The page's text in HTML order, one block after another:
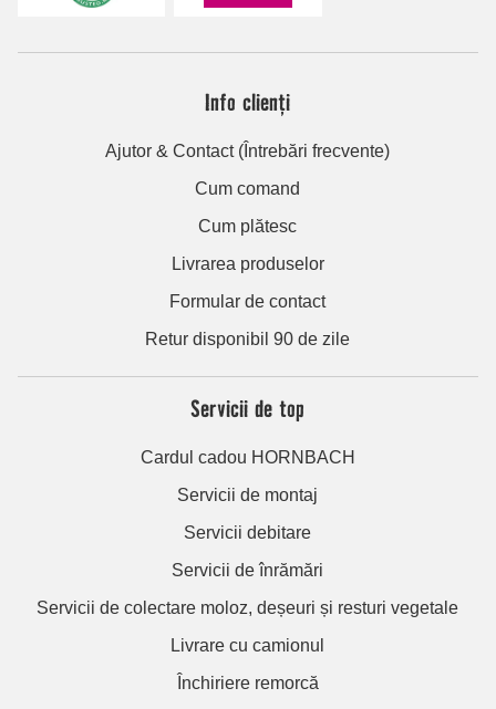
Info clienți
Ajutor & Contact (Întrebări frecvente)
Cum comand
Cum plătesc
Livrarea produselor
Formular de contact
Retur disponibil 90 de zile
Servicii de top
Cardul cadou HORNBACH
Servicii de montaj
Servicii debitare
Servicii de înrămări
Servicii de colectare moloz, deșeuri și resturi vegetale
Livrare cu camionul
Închiriere remorcă